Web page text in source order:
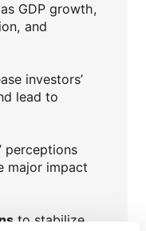
GDP growth,
and
investors’
lead to
perceptions
major impact
to stabilize